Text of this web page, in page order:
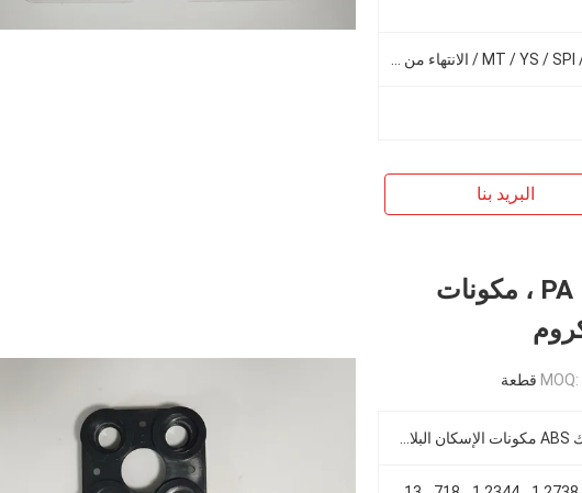
البريد بنا
أجزاء بلاستيكية مصبوبة PA PA6 ، مكونات
MOQ: